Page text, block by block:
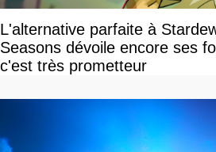
L'alternative parfaite à
Seasons dévoile encore ses
c'est très prometteur